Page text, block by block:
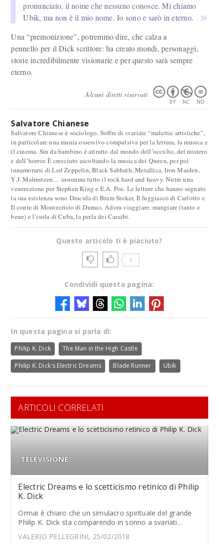
pronunciato, il nome che nessuno conosce. Mi chiamo
Ubik, ma non è il mio nome. Io sono e sarò in eterno.
Una “premonizione”, potremmo dire, che calza a
pennello per il Dick scrittore: ha creato mondi, personaggi,
storie incredibilmente visionarie e per questo sarà sempre
eterno.
Alcuni diritti riservati
Salvatore Chianese
Salvatore Chianese è sociologo. Soffre di svariate “malattie artistiche”,
in particolare una mania ossessivo compulsiva per la lettura, la musica e
il cinema. Sin da bambino è attratto dal mondo dell’occulto, del mistero
e dell’horror. È cresciuto ascoltando la musica dei Queen, per poi
innamorarsi di Led Zeppelin, Black Sabbath, Metallica, Iron Maiden,
Y.J. Malmsteen… insomma tutto il rock hard and heavy. Nutre una
venerazione per Stephen King e E.A. Poe. Le letture che hanno segnato
la sua esistenza sono Dracula di Bram Stoker, Il fuggiasco di Carlotto e
Il conte di Montecristo di Dumas. Adora viaggiare, mangiare (tanto e
bene) e l’isola di Cuba, la perla dei Caraibi.
Questo articolo ti è piaciuto?
1
Condividi questa pagina:
In questa pagina si parla di:
Philip K. Dick The Man in the High Castle
Philip K. Dick's Electric Dreams Blade Runner Ubik
ARTICOLI CORRELATI
TELEVISIONE
Electric Dreams e lo scetticismo retinico di Philip
K. Dick
Ormai è chiaro che un simulacro spirituale del grande
Philip K. Dick sta comparendo in sonno a svariati...
VALERIO PELLEGRINI, 25/02/2018